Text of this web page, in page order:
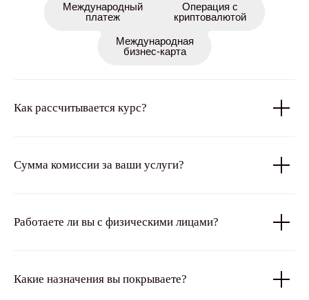
Международный
платеж
Операция с
криптовалютой
Международная
бизнес-карта
Как рассчитывается курс?
Сумма комиссии за ваши услуги?
Работаете ли вы с физическими лицами?
Какие назначения вы покрываете?